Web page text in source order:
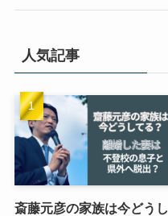
人気記事
斎藤元彦の家族は今どうし